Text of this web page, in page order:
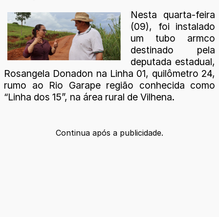
Nesta quarta-feira
(09), foi instalado
um tubo armco
destinado pela
deputada estadual,
Rosangela Donadon na Linha 01, quilômetro 24,
rumo ao Rio Garape região conhecida como
“Linha dos 15”, na área rural de Vilhena.
Continua após a publicidade.